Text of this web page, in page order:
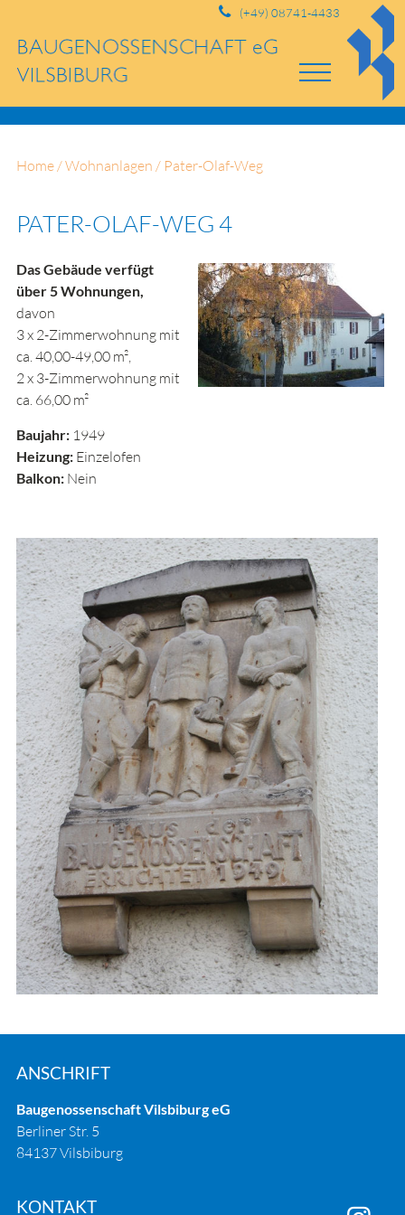
(+49) 08741-4433
Home/Wohnanlagen / Pater-Olaf-Weg
PATER-OLAF-WEG 4
Das Gebäude verfügt
über 5 Wohnungen,
davon
3 x 2-Zimmerwohnung mit
ca. 40,00-49,00 m²,
2 x 3-Zimmerwohnung mit
ca. 66,00 m²
Baujahr: 1949
Heizung:Einzelofen
Balkon: Nein
ANSCHRIFT
Baugenossenschaft Vilsbiburg eG
Berliner Str. 5
84137 Vilsbiburg
KONTAKT